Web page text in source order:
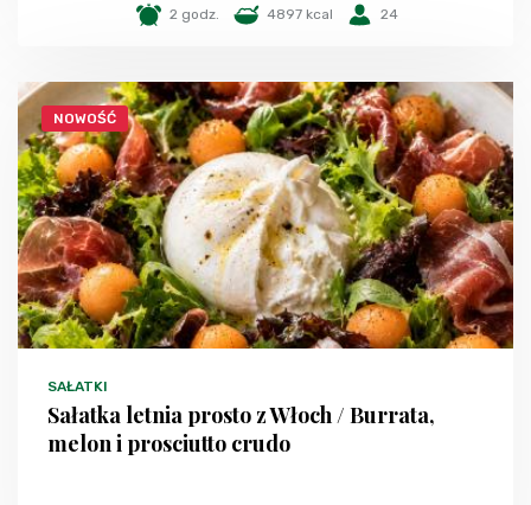
2 godz. 4897 kcal 24
NOWOŚĆ
SAŁATKI
Sałatka letnia prosto z Włoch / Burrata,
melon i prosciutto crudo